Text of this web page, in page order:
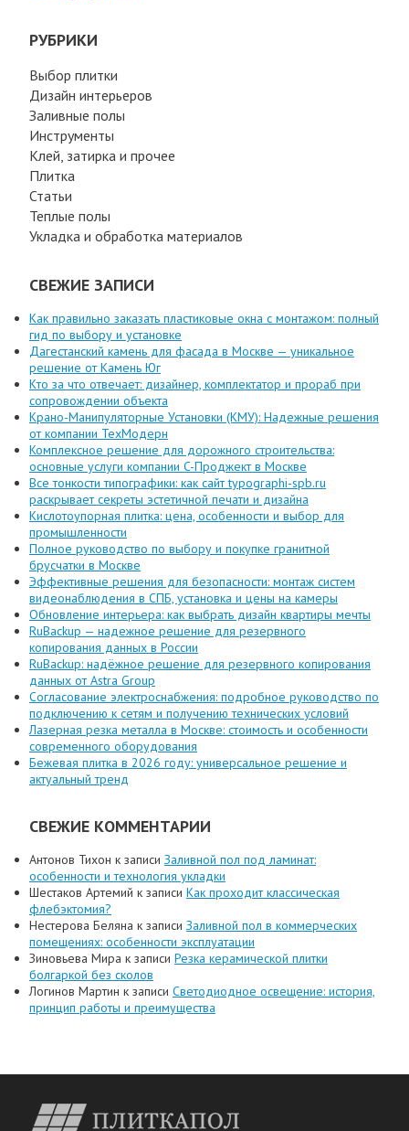
РУБРИКИ
Выбор плитки
Дизайн интерьеров
Заливные полы
Инструменты
Клей, затирка и прочее
Плитка
Статьи
Теплые полы
Укладка и обработка материалов
СВЕЖИЕ ЗАПИСИ
Как правильно заказать пластиковые окна с монтажом: полный
гид по выбору и установке
Дагестанский камень для фасада в Москве — уникальное
решение от Камень Юг
Кто за что отвечает: дизайнер, комплектатор и прораб при
сопровождении объекта
Крано-Манипуляторные Установки (КМУ): Надежные решения
от компании ТехМодерн
Комплексное решение для дорожного строительства:
основные услуги компании C-Проджект в Москве
Все тонкости типографики: как сайт typographi-spb.ru
раскрывает секреты эстетичной печати и дизайна
Кислотоупорная плитка: цена, особенности и выбор для
промышленности
Полное руководство по выбору и покупке гранитной
брусчатки в Москве
Эффективные решения для безопасности: монтаж систем
видеонаблюдения в СПБ, установка и цены на камеры
Обновление интерьера: как выбрать дизайн квартиры мечты
RuBackup — надежное решение для резервного
копирования данных в России
RuBackup: надёжное решение для резервного копирования
данных от Astra Group
Согласование электроснабжения: подробное руководство по
подключению к сетям и получению технических условий
Лазерная резка металла в Москве: стоимость и особенности
современного оборудования
Бежевая плитка в 2026 году: универсальное решение и
актуальный тренд
СВЕЖИЕ КОММЕНТАРИИ
Антонов Тихон к записи Заливной пол под ламинат:
особенности и технология укладки
Шестаков Артемий к записи Как проходит классическая
флебэктомия?
Нестерова Беляна к записи Заливной пол в коммерческих
помещениях: особенности эксплуатации
Зиновьева Мира к записи Резка керамической плитки
болгаркой без сколов
Логинов Мартин к записи Светодиодное освещение: история,
принцип работы и преимущества